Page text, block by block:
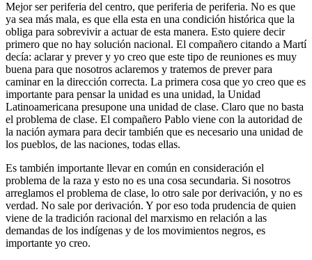
Mejor ser periferia del centro, que periferia de periferia. No es que
ya sea más mala, es que ella esta en una condición histórica que la
obliga para sobrevivir a actuar de esta manera. Esto quiere decir
primero que no hay solución nacional. El compañero citando a Martí
decía: aclarar y prever y yo creo que este tipo de reuniones es muy
buena para que nosotros aclaremos y tratemos de prever para
caminar en la dirección correcta. La primera cosa que yo creo que es
importante para pensar la unidad es una unidad, la Unidad
Latinoamericana presupone una unidad de clase. Claro que no basta
el problema de clase. El compañero Pablo viene con la autoridad de
la nación aymara para decir también que es necesario una unidad de
los pueblos, de las naciones, todas ellas.
Es también importante llevar en común en consideración el
problema de la raza y esto no es una cosa secundaria. Si nosotros
arreglamos el problema de clase, lo otro sale por derivación, y no es
verdad. No sale por derivación. Y por eso toda prudencia de quien
viene de la tradición racional del marxismo en relación a las
demandas de los indígenas y de los movimientos negros, es
importante yo creo.